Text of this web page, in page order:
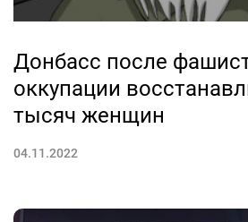
Донбасс после
оккупации
тысяч женщин
04.11.2022